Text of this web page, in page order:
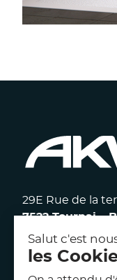
29E Rue de la
7522 Tournai –
117 avenue
92100